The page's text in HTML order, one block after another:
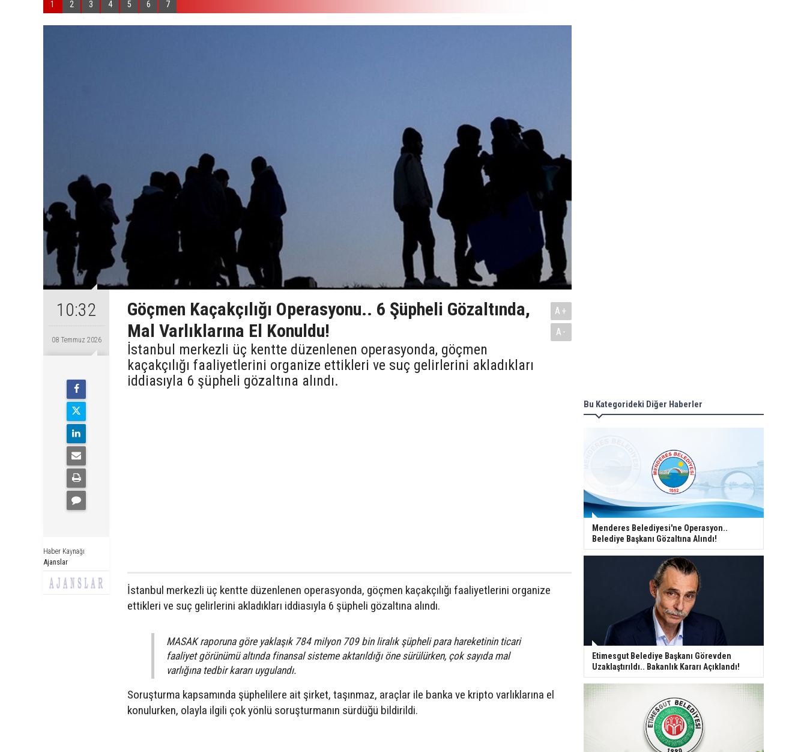
1 2 3 4 5 6 7
10:32
08 Temmuz 2026
Haber Kaynağı
Ajanslar
Göçmen Kaçakçılığı Operasyonu.. 6 Şüpheli Gözaltında,
Mal Varlıklarına El Konuldu!
İstanbul merkezli üç kentte düzenlenen operasyonda, göçmen
kaçakçılığı faaliyetlerini organize ettikleri ve suç gelirlerini akladıkları
iddiasıyla 6 şüpheli gözaltına alındı.
A+
A-
İstanbul merkezli üç kentte düzenlenen operasyonda, göçmen kaçakçılığı faaliyetlerini organize
ettikleri ve suç gelirlerini akladıkları iddiasıyla 6 şüpheli gözaltına alındı.
MASAK raporuna göre yaklaşık 784 milyon 709 bin liralık şüpheli para hareketinin ticari
faaliyet görünümü altında finansal sisteme aktarıldığı öne sürülürken, çok sayıda mal
varlığına tedbir kararı uygulandı.
Soruşturma kapsamında şüphelilere ait şirket, taşınmaz, araçlar ile banka ve kripto varlıklarına el
konulurken, olayla ilgili çok yönlü soruşturmanın sürdüğü bildirildi.
Bu Kategorideki Diğer Haberler
Menderes Belediyesi'ne Operasyon..
Belediye Başkanı Gözaltına Alındı!
Etimesgut Belediye Başkanı Görevden
Uzaklaştırıldı.. Bakanlık Kararı Açıklandı!